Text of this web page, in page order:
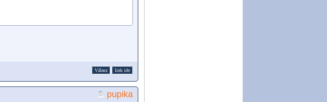
Válasz link ide
pupika